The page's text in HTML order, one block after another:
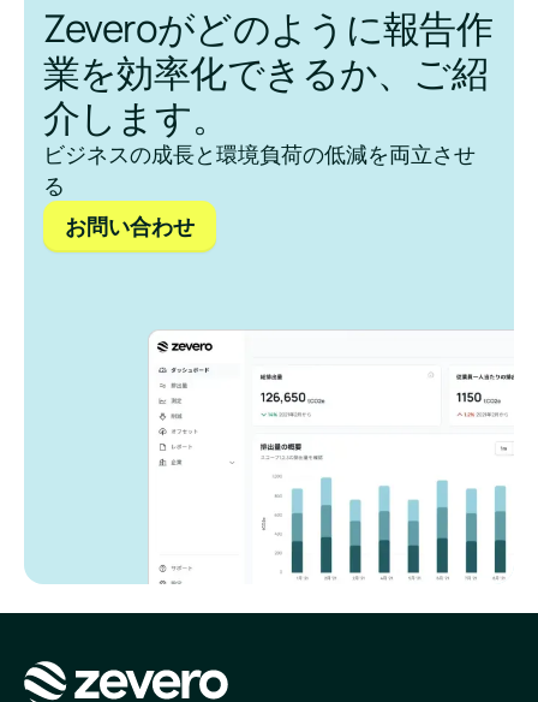
Zeveroがどのように報告作
業を効率化できるか、ご紹
介します。
ビジネスの成長と環境負荷の低減を両立させ
る
お問い合わせ